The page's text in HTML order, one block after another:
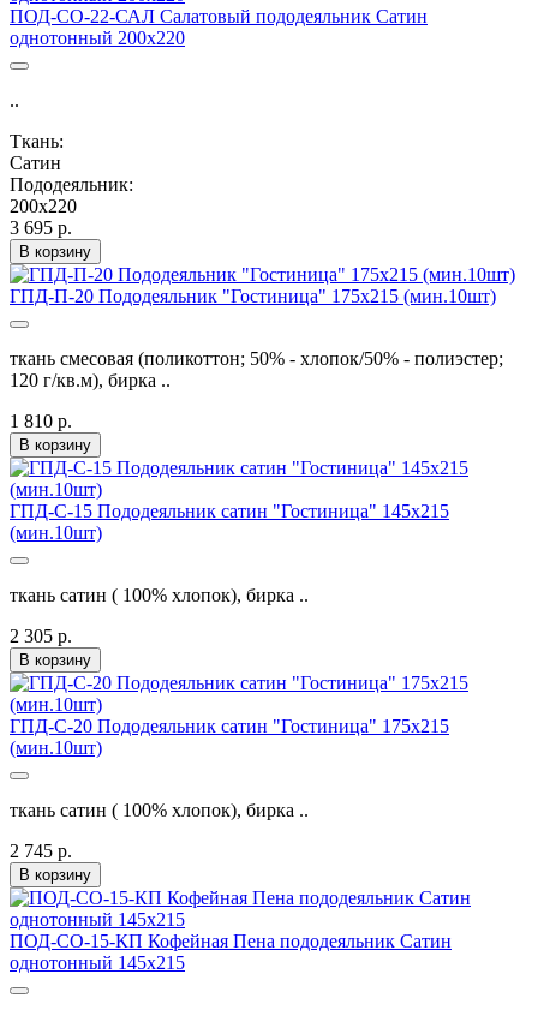
ПОД-СО-22-САЛ Салатовый пододеяльник Сатин
однотонный 200х220
..
Ткань:
Сатин
Пододеяльник:
200х220
3 695 р.
В корзину
ГПД-П-20 Пододеяльник "Гостиница" 175х215 (мин.10шт)
ткань смесовая (поликоттон; 50% - хлопок/50% - полиэстер;
120 г/кв.м), бирка ..
1 810 р.
В корзину
ГПД-С-15 Пододеяльник сатин "Гостиница" 145х215
(мин.10шт)
ткань сатин ( 100% хлопок), бирка ..
2 305 р.
В корзину
ГПД-С-20 Пододеяльник сатин "Гостиница" 175х215
(мин.10шт)
ткань сатин ( 100% хлопок), бирка ..
2 745 р.
В корзину
ПОД-СО-15-КП Кофейная Пена пододеяльник Сатин
однотонный 145х215